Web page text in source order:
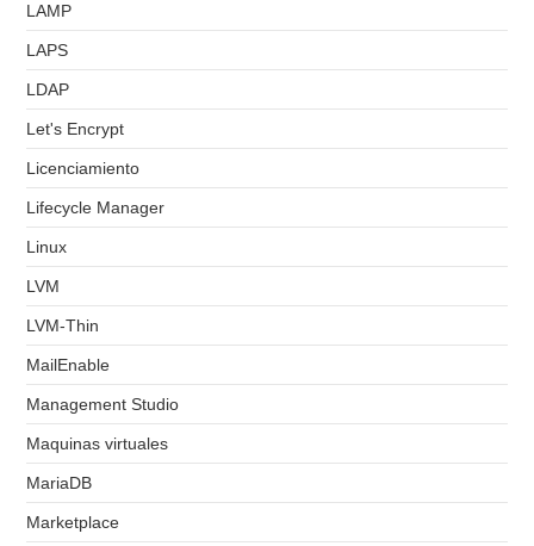
LAMP
LAPS
LDAP
Let's Encrypt
Licenciamiento
Lifecycle Manager
Linux
LVM
LVM-Thin
MailEnable
Management Studio
Maquinas virtuales
MariaDB
Marketplace